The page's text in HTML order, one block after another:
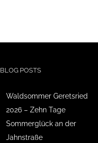
BLOG POSTS
Waldsommer Geretsried
2026 – Zehn Tage
Sommerglück an der
Jahnstraße